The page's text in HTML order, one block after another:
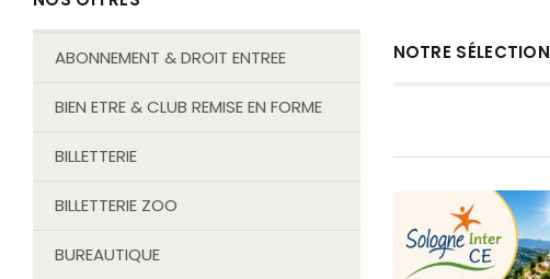
ABONNEMENT & DROIT ENTREE
BIEN ETRE & CLUB REMISE EN FORME
BILLETTERIE
BILLETTERIE ZOO
BUREAUTIQUE
NOTRE SÉLECTION